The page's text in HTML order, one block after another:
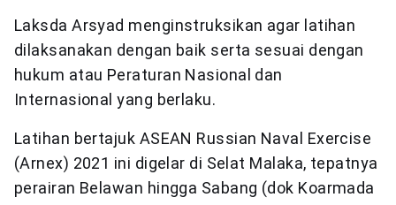
Laksda Arsyad menginstruksikan agar latihan
dilaksanakan dengan baik serta sesuai dengan
hukum atau Peraturan Nasional dan
Internasional yang berlaku.
Latihan bertajuk ASEAN Russian Naval Exercise
(Arnex) 2021 ini digelar di Selat Malaka, tepatnya
perairan Belawan hingga Sabang (dok Koarmada